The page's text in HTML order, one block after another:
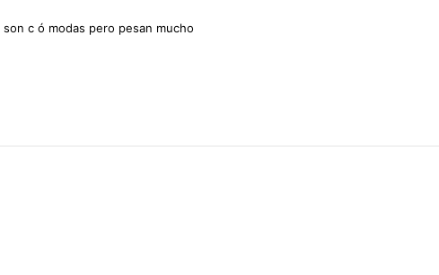
son c ó modas pero pesan mucho